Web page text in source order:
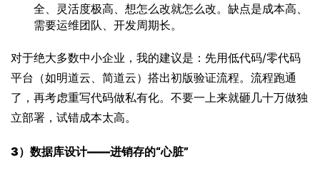
全、灵活度极高、想怎么改就怎么改。缺点是成本高、
需要运维团队、开发周期长。
对于绝大多数中小企业，我的建议是：先用低代码/零代码
平台（如明道云、简道云）搭出初版验证流程。流程跑通
了，再考虑重写代码做私有化。不要一上来就砸几十万做独
立部署，试错成本太高。
3） 数据库设计——进销存的“心脏”